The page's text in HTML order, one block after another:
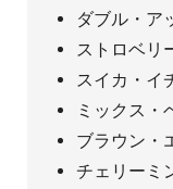
ダブル・ア
ストロベリ
スイカ・イ
ミックス・
ブラウン・
チェリーミ